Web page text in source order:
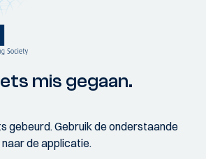
mis gegaan.
gebeurd. Gebruik de onderstaande
de applicatie.